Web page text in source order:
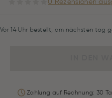
0 Rezensionen
Vor 14 Uhr bestellt, am nächsten tag
Zahlung auf Rechnung: 30